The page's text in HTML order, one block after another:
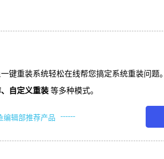
键重装系统轻松在线帮您搞定系统重装问题。
自定义重装 等多种模式。
编辑部推荐产品 ------